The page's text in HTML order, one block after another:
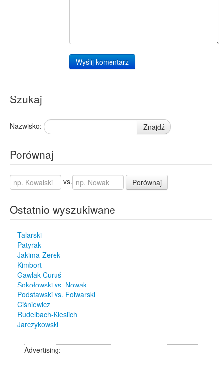
1
1
1
Wyślij komentarz
Szukaj
Nazwisko: Znajdź
Porównaj
vs. Porównaj
Ostatnio wyszukiwane
Talarski
Patyrak
Jakima-Zerek
Kimbort
Gawlak-Curuś
Sokołowski vs. Nowak
Podstawski vs. Folwarski
Ciśniewicz
Rudelbach-Kieslich
Jarczykowski
Advertising: